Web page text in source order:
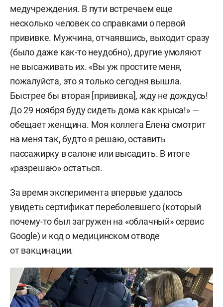
медучреждения. В пути встречаем еще
несколько человек со справками о первой
прививке. Мужчина, отчаявшись, выходит сразу
(было даже как-то неудобно), другие умоляют
не высаживать их. «Вы уж простите меня,
пожалуйста, это я только сегодня вышла.
Быстрее бы вторая [прививка], жду не дождусь!
До 29 ноября буду сидеть дома как крыса!» —
обещает женщина. Моя коллега Елена смотрит
на меня так, будто я решаю, оставить
пассажирку в салоне или высадить. В итоге
«разрешаю» остаться.
За время эксперимента впервые удалось
увидеть сертификат переболевшего (который
почему-то был загружен на «облачный» сервис
Google) и код о медицинском отводе
от вакцинации.